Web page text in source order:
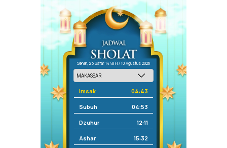
Senin, 25 Safar 1448 H / 10 Agustus 2026
Imsak 04:43
Subuh 04:53
Dzuhur 12:11
Ashar 15:32